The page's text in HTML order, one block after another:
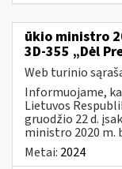
ūkio ministro
3D-355 „Dėl
Web turinio
Informuojame,
Lietuvos
gruodžio 22 d.
ministro 2020 m.
Metai: 2024